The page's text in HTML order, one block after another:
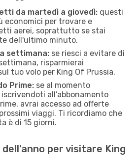
da martedì a giovedì: questi
economici per trovare e
aerei, soprattutto se stai
dell'ultimo minuto.
settimana: se riesci a evitare di
risparmierai
tuo volo per King Of Prussia.
Prime: se al momento
all’abbonamento
avrai accesso ad offerte
viaggi. Ti ricordiamo che
è di 15 giorni.
per visitare King